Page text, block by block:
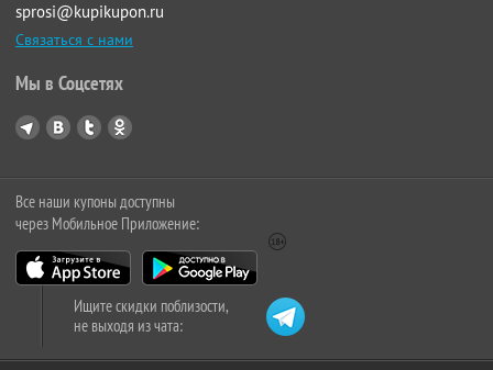
sprosi@kupikupon.ru
Связаться с нами
Мы в Соцсетях
Все наши купоны доступны
через Мобильное Приложение:
Ищите скидки поблизости,
не выходя из чата: